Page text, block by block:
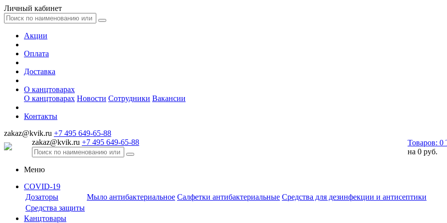
Личный кабинет
Акции
Оплата
Доставка
О канцтоварах
О канцтоварах Новости Сотрудники Вакансии
Контакты
zakaz@kvik.ru +7 495 649-65-88
zakaz@kvik.ru +7 495 649-65-88 Товаров: 0
на 0 руб.
Меню
COVID-19
Дозаторы
Мыло антибактериальное Салфетки антибактериальные Средства для дезинфекции и антисептики
Средства защиты
Канцтовары